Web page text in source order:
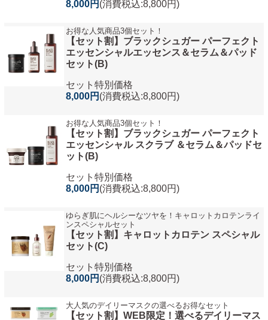
8,000円 (消費税込:8,800円)
お得な人気商品3個セット！
【セット割】ブラックシュガー パーフェクト
エッセンシャルエッセンス＆セラム＆パッド
セット(B)
セット特別価格
8,000円 (消費税込:8,800円)
お得な人気商品3個セット！
【セット割】ブラックシュガー パーフェクト
エッセンシャル スクラブ ＆セラム＆パッドセ
ット(B)
セット特別価格
8,000円 (消費税込:8,800円)
ゆらぎ肌にヘルシーなツヤを！キャロットカロテンライ
ンスペシャルセット
【セット割】キャロットカロテン スペシャル
セット(C)
セット特別価格
8,000円 (消費税込:8,800円)
大人気のデイリーマスクの選べるお得なセット
【セット割】WEB限定！選べるデイリーマス